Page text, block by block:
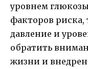
уровнем
факторов риска,
давление и
обратить
жизни и